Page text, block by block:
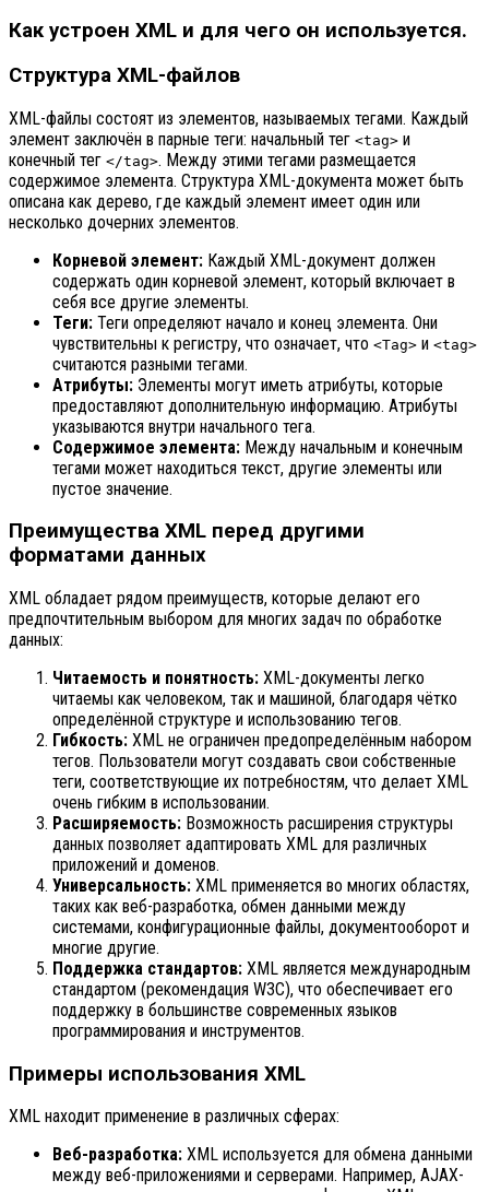
Как устроен XML и для чего он используется.
Структура XML-файлов
XML-файлы состоят из элементов, называемых тегами. Каждый
элемент заключён в парные теги: начальный тег <tag> и
конечный тег </tag>. Между этими тегами размещается
содержимое элемента. Структура XML-документа может быть
описана как дерево, где каждый элемент имеет один или
несколько дочерних элементов.
Корневой элемент: Каждый XML-документ должен
содержать один корневой элемент, который включает в
себя все другие элементы.
Теги: Теги определяют начало и конец элемента. Они
чувствительны к регистру, что означает, что <Tag> и <tag>
считаются разными тегами.
Атрибуты: Элементы могут иметь атрибуты, которые
предоставляют дополнительную информацию. Атрибуты
указываются внутри начального тега.
Содержимое элемента: Между начальным и конечным
тегами может находиться текст, другие элементы или
пустое значение.
Преимущества XML перед другими
форматами данных
XML обладает рядом преимуществ, которые делают его
предпочтительным выбором для многих задач по обработке
данных:
Читаемость и понятность: XML-документы легко
читаемы как человеком, так и машиной, благодаря чётко
определённой структуре и использованию тегов.
Гибкость: XML не ограничен предопределённым набором
тегов. Пользователи могут создавать свои собственные
теги, соответствующие их потребностям, что делает XML
очень гибким в использовании.
Расширяемость: Возможность расширения структуры
данных позволяет адаптировать XML для различных
приложений и доменов.
Универсальность: XML применяется во многих областях,
таких как веб-разработка, обмен данными между
системами, конфигурационные файлы, документооборот и
многие другие.
Поддержка стандартов: XML является международным
стандартом (рекомендация W3C), что обеспечивает его
поддержку в большинстве современных языков
программирования и инструментов.
Примеры использования XML
XML находит применение в различных сферах:
Веб-разработка: XML используется для обмена данными
между веб-приложениями и серверами. Например, AJAX-